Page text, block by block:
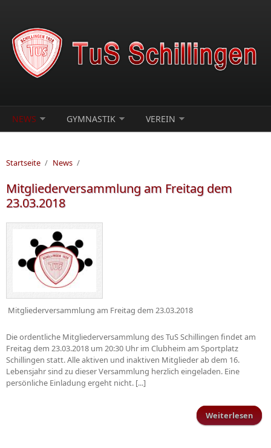
NEWS GYMNASTIK VEREIN
Startseite / News /
Mitgliederversammlung am Freitag dem
23.03.2018
Mitgliederversammlung am Freitag dem 23.03.2018
Die ordentliche Mitgliederversammlung des TuS Schillingen findet am
Freitag dem 23.03.2018 um 20:30 Uhr im Clubheim am Sportplatz
Schillingen statt. Alle aktiven und inaktiven Mitglieder ab dem 16.
Lebensjahr sind zu dieser Versammlung herzlich eingeladen. Eine
persönliche Einladung ergeht nicht. [...]
Weiterlesen